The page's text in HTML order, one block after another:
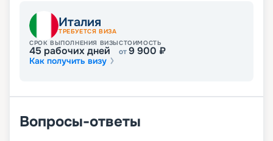
Италия
ТРЕБУЕТСЯ ВИЗА
СРОК ВЫПОЛНЕНИЯ ВИЗЫ
45 рабочих дней
СТОИМОСТЬ
от9 900 ₽
Как получить визу
Вопросы-ответы